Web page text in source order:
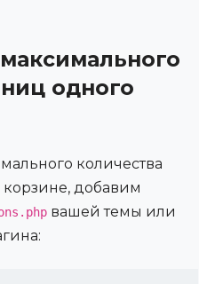
одного
количества
добавим
вашей темы или